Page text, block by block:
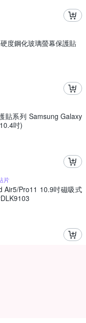
度鋼化玻璃螢幕保護貼
貼系列 Samsung Galaxy
吋)
片
Air5/Pro11 10.9吋磁吸式